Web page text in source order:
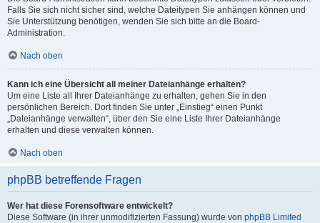
Falls Sie sich nicht sicher sind, welche Dateitypen Sie anhängen können und
Sie Unterstützung benötigen, wenden Sie sich bitte an die Board-
Administration.
Nach oben
Kann ich eine Übersicht all meiner Dateianhänge erhalten?
Um eine Liste all Ihrer Dateianhänge zu erhalten, gehen Sie in den
persönlichen Bereich. Dort finden Sie unter „Einstieg“ einen Punkt
„Dateianhänge verwalten“, über den Sie eine Liste Ihrer Dateianhänge
erhalten und diese verwalten können.
Nach oben
phpBB betreffende Fragen
Wer hat diese Forensoftware entwickelt?
Diese Software (in ihrer unmodifizierten Fassung) wurde von phpBB Limited